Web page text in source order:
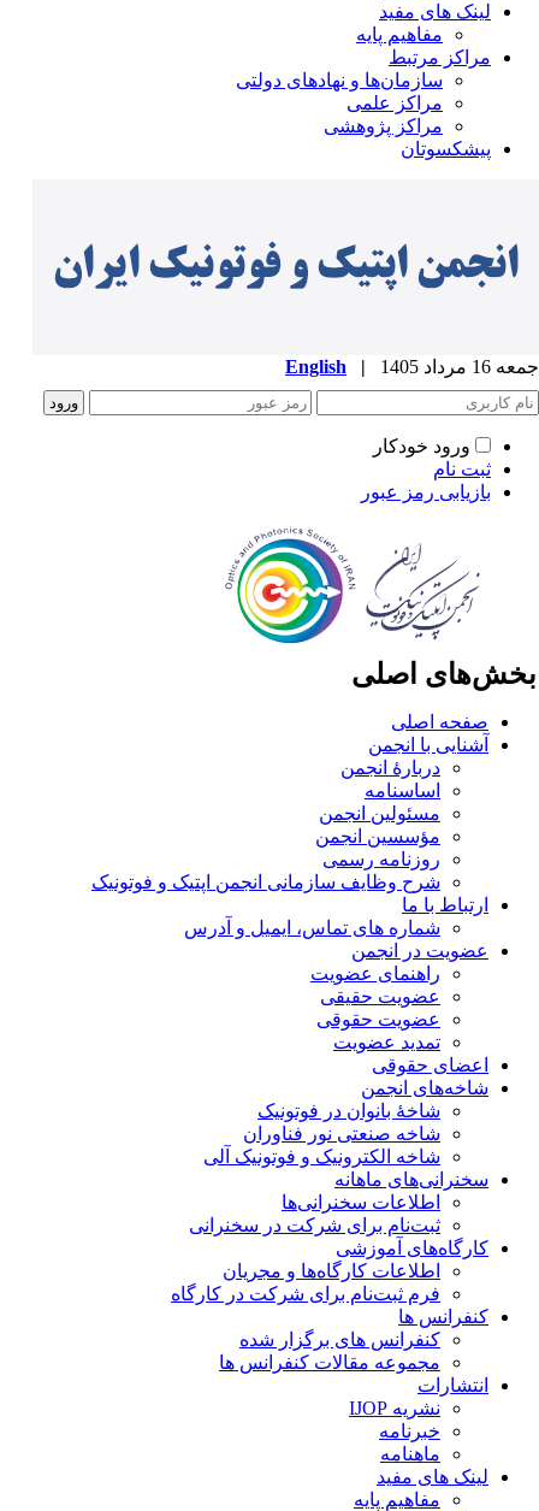
لینک های مفید
مفاهیم پایه
مراکز مرتبط
سازمان‌ها و نهادهای دولتی
مراکز علمی
مراکز پژوهشی
پیشکسوتان
مرداد 1405 |
English
ورود خودکار
ثبت نام
بازیابی رمز عبور
اصلی
صفحه اصلی
آشنایی با انجمن
دربارۀ انجمن
اساسنامه
مسئولین انجمن
مؤسسین انجمن
روزنامه رسمی
شرح وظایف سازمانی انجمن اپتیک و فوتونیک
ارتباط با ما
شماره های تماس، ایمیل و آدرس
عضویت در انجمن
راهنمای عضویت
عضویت حقیقی
عضویت حقوقی
تمدید عضویت
اعضای حقوقی
شاخه‌های انجمن
شاخۀ بانوان در فوتونیک
شاخه صنعتی نور فناوران
شاخه‌ الکترونیک و فوتونیک آلی
سخنرانی‌های ماهانه
اطلاعات سخنرانی‌‌ها
ثبت‌نام برای شرکت در سخنرانی
کارگاه‌های آموزشی
اطلاعات کارگاه‌ها و مجریان
فرم ثبت‌نام برای شرکت در کارگاه
کنفرانس ها
کنفرانس های برگزار شده
مجموعه مقالات کنفرانس ها
انتشارات
نشریه IJOP
خبرنامه
ماهنامه
لینک های مفید
مفاهیم پایه